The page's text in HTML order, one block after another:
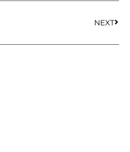
NEXT